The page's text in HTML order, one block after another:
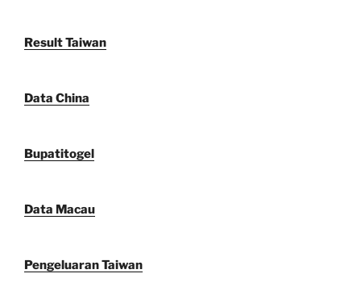
Result Taiwan
Data China
Bupatitogel
Data Macau
Pengeluaran Taiwan